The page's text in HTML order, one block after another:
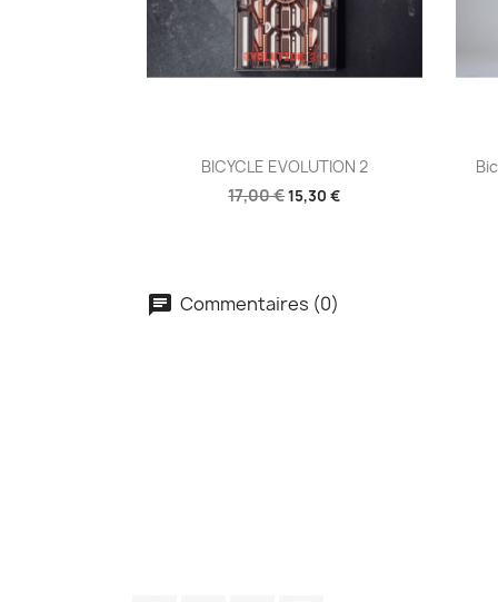
Aperçu rapide
BICYCLE EVOLUTION 2
17,00 €15,30 €
Commentaires (0)